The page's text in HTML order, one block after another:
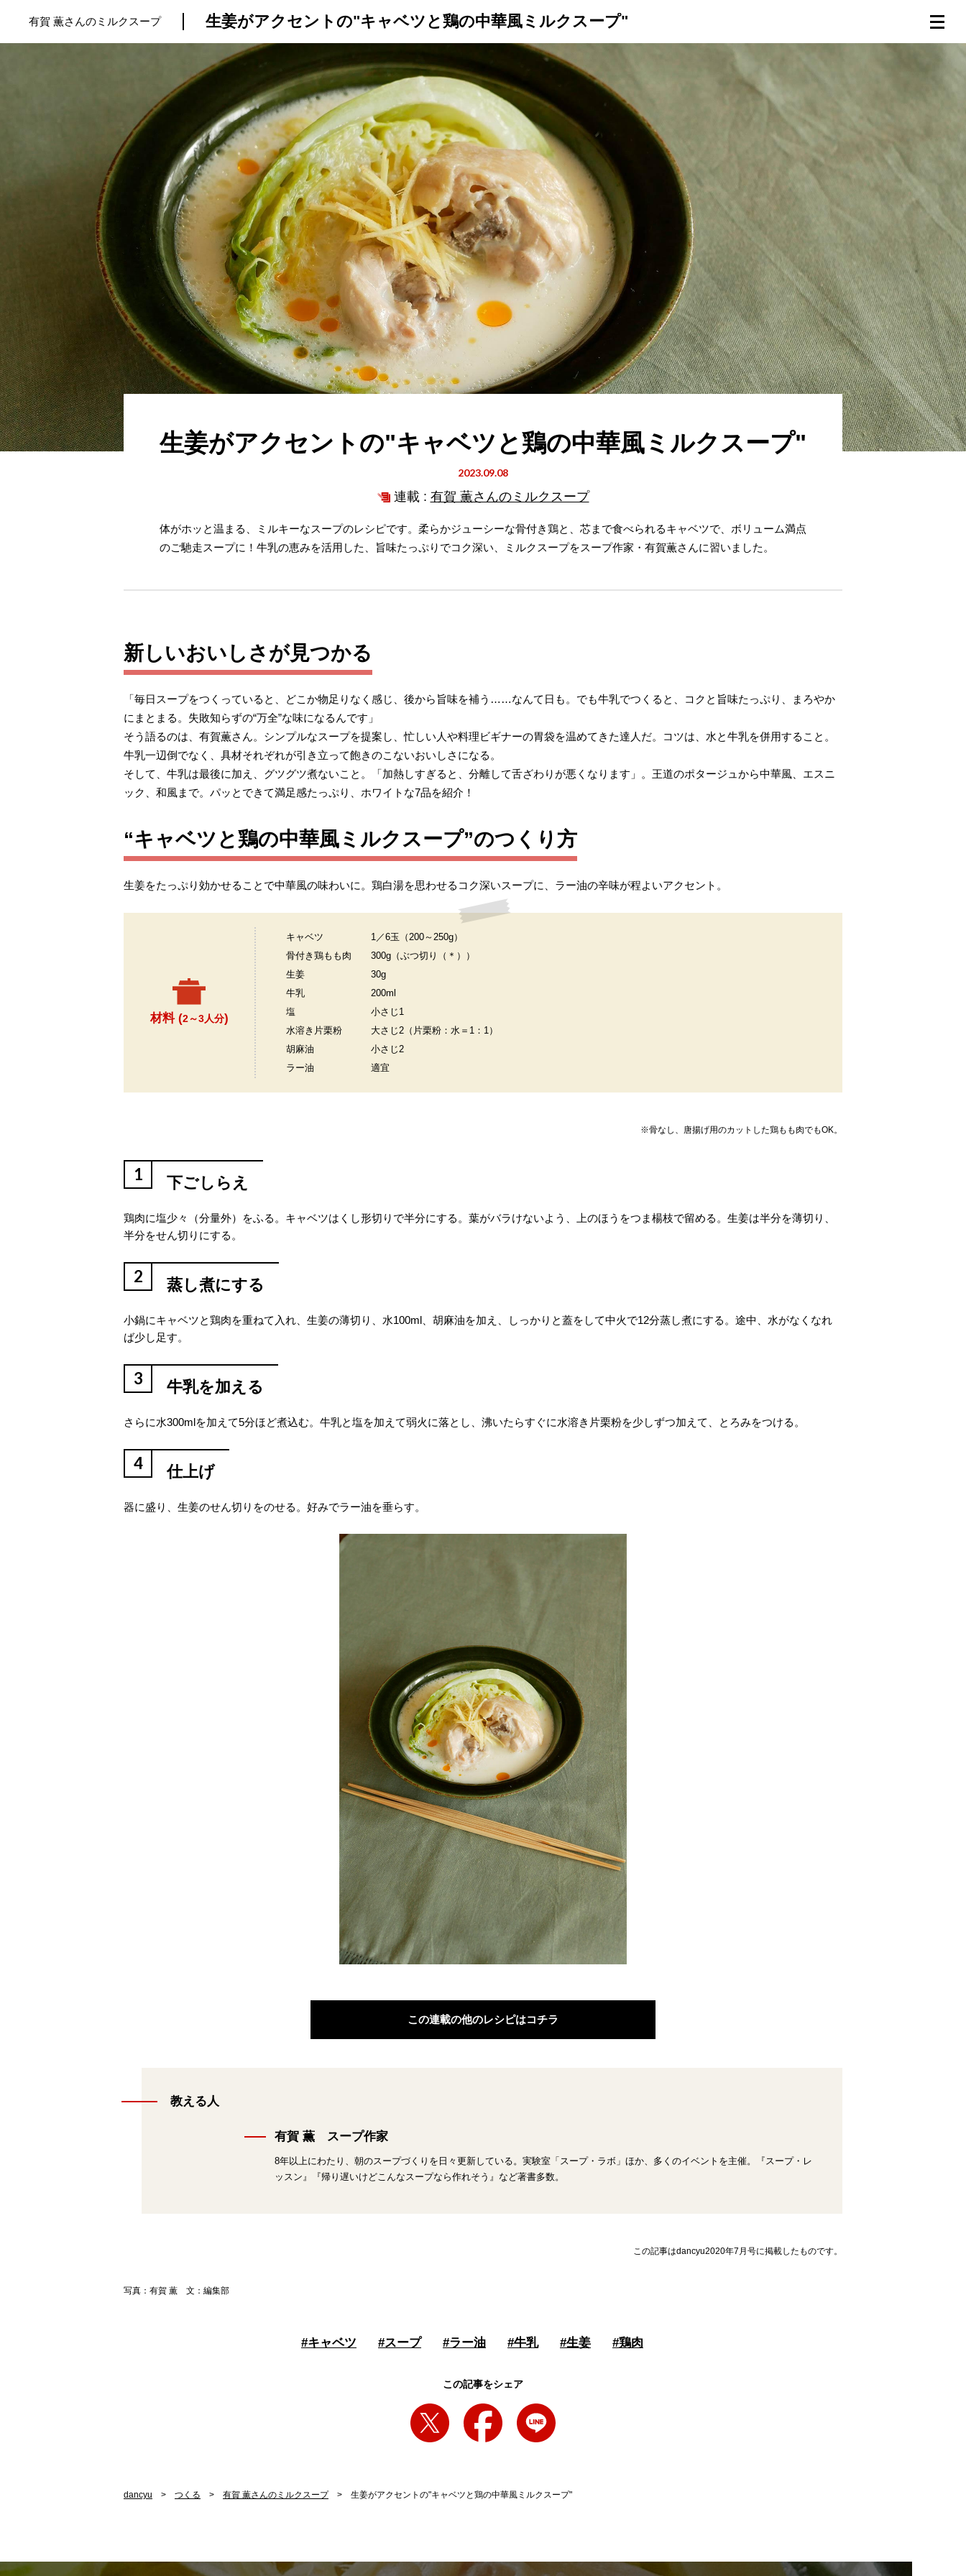
トップ プロが教えるレシピ 厳選！店探し 食のストーリー
有賀 薫さんのミルクスープ 生姜がアクセントの"キャベツと鶏の中華風ミルクスープ"
生姜がアクセントの"キャベツと鶏の中華風ミルクスープ"
2023.09.08
連載 : 有賀 薫さんのミルクスープ
体がホッと温まる、ミルキーなスープのレシピです。柔らかジューシーな骨付き鶏と、芯まで食べられるキャベツで、ボリューム満点
のご馳走スープに！牛乳の恵みを活用した、旨味たっぷりでコク深い、ミルクスープをスープ作家・有賀薫さんに習いました。
新しいおいしさが見つかる
「毎日スープをつくっていると、どこか物足りなく感じ、後から旨味を補う……なんて日も。でも牛乳でつくると、コクと旨味たっぷり、まろやか
にまとまる。失敗知らずの“万全”な味になるんです」
そう語るのは、有賀薫さん。シンプルなスープを提案し、忙しい人や料理ビギナーの胃袋を温めてきた達人だ。コツは、水と牛乳を併用すること。
牛乳一辺倒でなく、具材それぞれが引き立って飽きのこないおいしさになる。
そして、牛乳は最後に加え、グツグツ煮ないこと。「加熱しすぎると、分離して舌ざわりが悪くなります」。王道のポタージュから中華風、エスニ
ック、和風まで。パッとできて満足感たっぷり、ホワイトな7品を紹介！
“キャベツと鶏の中華風ミルクスープ”のつくり方
生姜をたっぷり効かせることで中華風の味わいに。鶏白湯を思わせるコク深いスープに、ラー油の辛味が程よいアクセント。
材料 (2～3人分)
キャベツ
1／6玉（200～250g）
骨付き鶏もも肉
300g（ぶつ切り（＊））
生姜
30g
牛乳
200ml
塩
小さじ1
水溶き片栗粉
大さじ2（片栗粉：水＝1：1）
胡麻油
小さじ2
ラー油
適宜
※骨なし、唐揚げ用のカットした鶏もも肉でもOK。
1 下ごしらえ
鶏肉に塩少々（分量外）をふる。キャベツはくし形切りで半分にする。葉がバラけないよう、上のほうをつま楊枝で留める。生姜は半分を薄切り、
半分をせん切りにする。
2 蒸し煮にする
小鍋にキャベツと鶏肉を重ねて入れ、生姜の薄切り、水100ml、胡麻油を加え、しっかりと蓋をして中火で12分蒸し煮にする。途中、水がなくなれ
ば少し足す。
3 牛乳を加える
さらに水300mlを加えて5分ほど煮込む。牛乳と塩を加えて弱火に落とし、沸いたらすぐに水溶き片栗粉を少しずつ加えて、とろみをつける。
4 仕上げ
器に盛り、生姜のせん切りをのせる。好みでラー油を垂らす。
この連載の他のレシピはコチラ
教える人
有賀 薫 スープ作家
8年以上にわたり、朝のスープづくりを日々更新している。実験室「スープ・ラボ」ほか、多くのイベントを主催。『スープ・レ
ッスン』『帰り遅いけどこんなスープなら作れそう』など著書多数。
この記事はdancyu2020年7月号に掲載したものです。
写真：有賀 薫 文：編集部
#キャベツ #スープ #ラー油 #牛乳 #生姜 #鶏肉
この記事をシェア
dancyu つくる 有賀 薫さんのミルクスープ 生姜がアクセントの"キャベツと鶏の中華風ミルクスープ"